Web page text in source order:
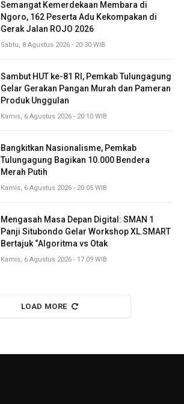
Semangat Kemerdekaan Membara di
Ngoro, 162 Peserta Adu Kekompakan di
Gerak Jalan ROJO 2026
Sabtu, 8 Agustus 2026 - 20:30 WIB
Sambut HUT ke-81 RI, Pemkab Tulungagung
Gelar Gerakan Pangan Murah dan Pameran
Produk Unggulan
Kamis, 6 Agustus 2026 - 20:10 WIB
Bangkitkan Nasionalisme, Pemkab
Tulungagung Bagikan 10.000 Bendera
Merah Putih
Kamis, 6 Agustus 2026 - 20:05 WIB
Mengasah Masa Depan Digital: SMAN 1
Panji Situbondo Gelar Workshop XL.SMART
Bertajuk “Algoritma vs Otak
Kamis, 6 Agustus 2026 - 17:09 WIB
LOAD MORE